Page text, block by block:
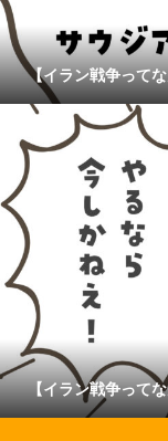
【イラン戦争って
【イラン戦争って